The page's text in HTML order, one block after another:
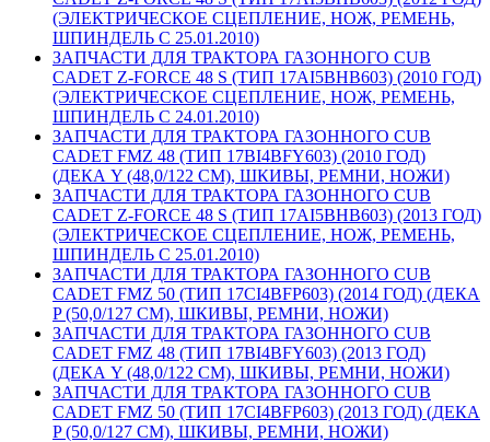
(ЭЛЕКТРИЧЕСКОЕ СЦЕПЛЕНИЕ, НОЖ, РЕМЕНЬ,
ШПИНДЕЛЬ С 25.01.2010)
ЗАПЧАСТИ ДЛЯ ТРАКТОРА ГАЗОННОГО CUB
CADET Z-FORCE 48 S (ТИП 17AI5BHB603) (2010 ГОД)
(ЭЛЕКТРИЧЕСКОЕ СЦЕПЛЕНИЕ, НОЖ, РЕМЕНЬ,
ШПИНДЕЛЬ С 24.01.2010)
ЗАПЧАСТИ ДЛЯ ТРАКТОРА ГАЗОННОГО CUB
CADET FMZ 48 (ТИП 17BI4BFY603) (2010 ГОД)
(ДЕКА Y (48,0/122 СМ), ШКИВЫ, РЕМНИ, НОЖИ)
ЗАПЧАСТИ ДЛЯ ТРАКТОРА ГАЗОННОГО CUB
CADET Z-FORCE 48 S (ТИП 17AI5BHB603) (2013 ГОД)
(ЭЛЕКТРИЧЕСКОЕ СЦЕПЛЕНИЕ, НОЖ, РЕМЕНЬ,
ШПИНДЕЛЬ С 25.01.2010)
ЗАПЧАСТИ ДЛЯ ТРАКТОРА ГАЗОННОГО CUB
CADET FMZ 50 (ТИП 17CI4BFP603) (2014 ГОД) (ДЕКА
P (50,0/127 СМ), ШКИВЫ, РЕМНИ, НОЖИ)
ЗАПЧАСТИ ДЛЯ ТРАКТОРА ГАЗОННОГО CUB
CADET FMZ 48 (ТИП 17BI4BFY603) (2013 ГОД)
(ДЕКА Y (48,0/122 СМ), ШКИВЫ, РЕМНИ, НОЖИ)
ЗАПЧАСТИ ДЛЯ ТРАКТОРА ГАЗОННОГО CUB
CADET FMZ 50 (ТИП 17CI4BFP603) (2013 ГОД) (ДЕКА
P (50,0/127 СМ), ШКИВЫ, РЕМНИ, НОЖИ)